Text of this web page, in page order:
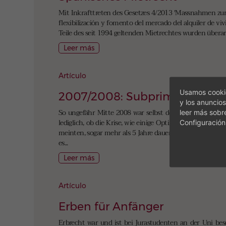
Mit Inkrafttreten des Gesetzes 4/2013 'Massnahmen
flexibilización y fomento del mercado del alquiler de
Teile des seit 1994 geltenden Mietrechtes wurden
Leer más
Artículo
2007/2008: Subprime á la
So ungefähr Mitte 2008 war selbst dem größten
lediglich, ob die Krise, wie einige Optimisten glaubten,
meinten, sogar mehr als 5 Jahre dauern könnte . Nun
es...
Leer más
Artículo
Erben für Anfänger
Erbrecht war und ist bei Jurastudenten an der Uni
Usamos
y los
leer más